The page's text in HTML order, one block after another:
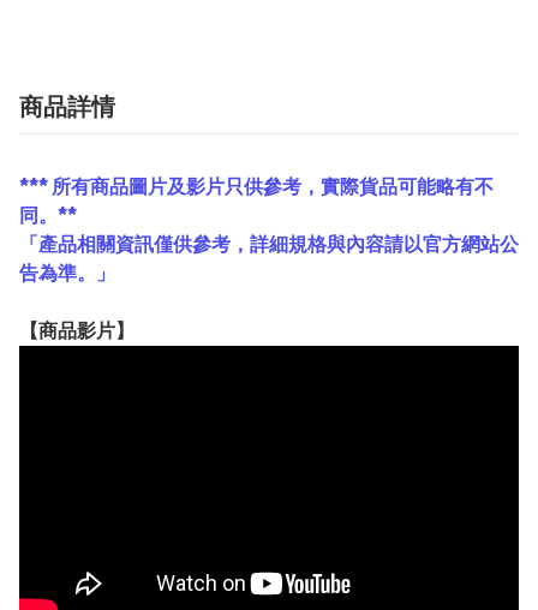
商品詳情
*** 所有商品圖片及影片只供參考，實際貨品可能略有不
同。**
「產品相關資訊僅供參考，詳細規格與內容請以官方網站公
告為準。」
【商品影片】